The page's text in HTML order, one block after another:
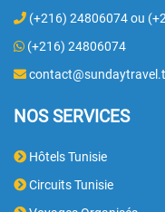
(+216) 24806074 ou
(+216) 24806074
NOS SERVICES
Hôtels Tunisie
Circuits Tunisie